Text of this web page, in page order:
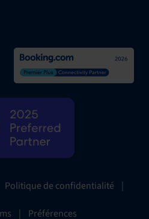
Politique de confidentialité |
| Préférences